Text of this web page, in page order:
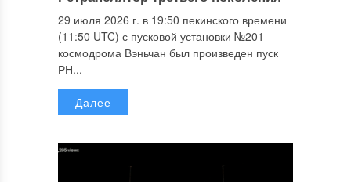
29 июля 2026 г. в 19:50 пекинского времени
(11:50 UTC) с пусковой установки №201
космодрома Вэньчан был произведен пуск
РН...
Далее